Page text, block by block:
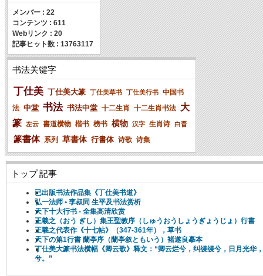
メンバー : 22
コンテンツ : 611
Webリンク : 20
記事ヒット数 : 13763117
书法关键字
丁仕美 丁仕美大篆 丁仕美草书 丁仕美行书 中国书
法 中堂 书法 书法中堂 十二生肖 十二生肖书法 大
篆 左云 書道横物 楷书 榜书 横物 汉字 生肖诗 白晋
篆書体 系列 草書体 行書体 诗歌 诗集
トップ 記事
已出版书法作品集《丁仕美书道》
弘一法师 • 李叔同 生平及书法赏析
天下十大行书 - 全集高清欣赏
王羲之（おう ぎし）集王聖教序（しゅうおうしょうぎょうじょ）行書
王羲之代表作《十七帖》（347-361年），草书
天下の第1行書 蘭亭序（蘭亭叙ともいう）褚遂良摹本
丁仕美大篆书法横幅《卿云歌》释文：“卿云烂兮，纠缦缦兮，日月光华
兮。”